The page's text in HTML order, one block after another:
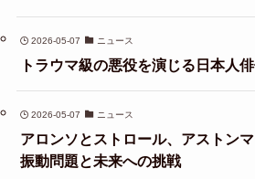
2026-05-07 ニュース
トラウマ級の悪役を演じる日本人
2026-05-07 ニュース
アロンソとストロール、アストン
振動問題と未来への挑戦